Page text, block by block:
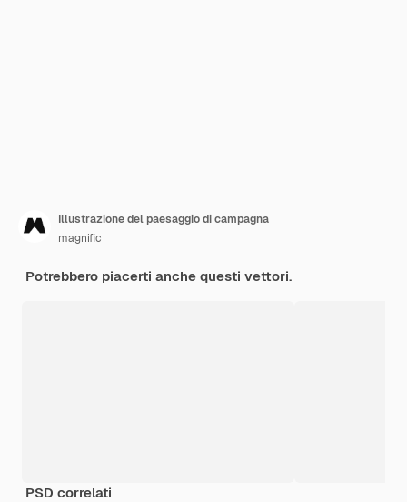
Illustrazione del paesaggio di campagna
magnific
Potrebbero piacerti anche questi vettori.
PSD correlati